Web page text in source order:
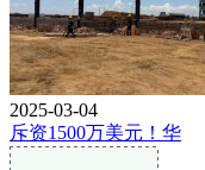
2025-03-04
斥资1500万美元！华